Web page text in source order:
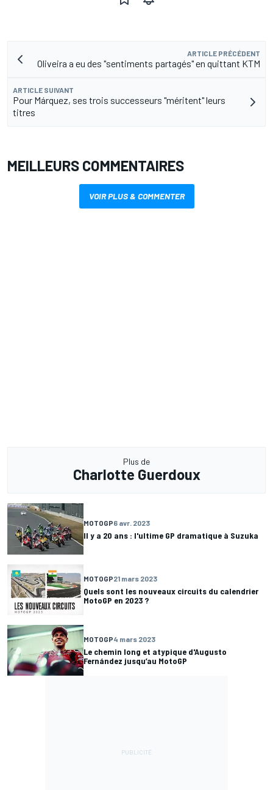
ARTICLE PRÉCÉDENT
Oliveira a eu des "sentiments partagés" en quittant KTM
ARTICLE SUIVANT
Pour Márquez, ses trois successeurs "méritent" leurs
titres
MEILLEURS COMMENTAIRES
VOIR PLUS & COMMENTER
Plus de
Charlotte Guerdoux
MOTOGP6 avr. 2023
Il y a 20 ans : l'ultime GP dramatique à Suzuka
MOTOGP21 mars 2023
Quels sont les nouveaux circuits du calendrier
MotoGP en 2023 ?
MOTOGP4 mars 2023
Le chemin long et atypique d'Augusto
Fernández jusqu’au MotoGP